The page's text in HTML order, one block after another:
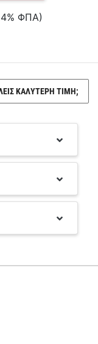
ΦΠΑ)
ΚΑΛΥΤΕΡΗ ΤΙΜΗ;